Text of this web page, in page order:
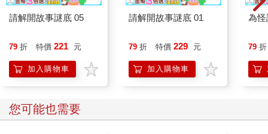
請解開故事謎底 05
79 折 特價 221 元
加入購物車
請解開故事謎底 01
79 折 特價 229 元
加入購物車
為怪
79 折
您可能也需要